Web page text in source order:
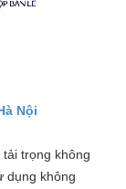
Nội
tải trọng không
dụng không